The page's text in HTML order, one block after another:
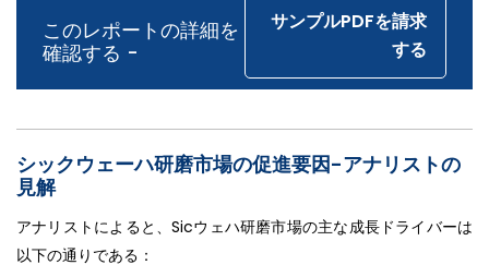
このレポートの詳細を
確認する -
サンプルPDFを請求
する
シックウェーハ研磨市場の促進要因-アナリストの
見解
アナリストによると、Sicウェハ研磨市場の主な成長ドライバーは
以下の通りである：